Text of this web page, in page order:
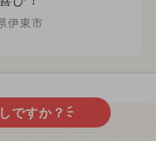
伊東市
ですか？